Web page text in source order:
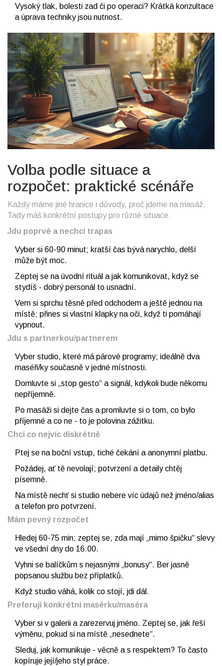
Vysoký tlak, bolesti zad či po operaci? Krátká konzultace
a úprava techniky jsou nutnost.
Volba podle situace a
rozpočet: praktické scénáře
Každý máme jiné hranice i důvody, proč jdeme na masáž.
Tady máš konkrétní postupy pro různé situace.
Jdu poprvé a nechci trapas
Vyber si 60-90 minut; kratší čas bývá narychlo, delší
může být moc.
Zeptej se na úvodní rituál a jak komunikovat, když se
stydíš - dobrý personál to usnadní.
Vem si sprchu těsně před odchodem a ještě jednou na
místě; přines si vlastní klapky na oči, když ti pomáhají
vypnout.
Jdu s partnerkou/partnerem
Vyber studio, které má párové programy; ideálně dva
maséři/ky současně v jedné místnosti.
Domluvte si „stop gesto“ a signál, kdykoli bude někomu
nepříjemně.
Po masáži si dejte čas a promluvte si o tom, co bylo
příjemné a co ne - to je polovina zážitku.
Chci co nejvíc diskrétně
Ptej se na boční vstup, tiché čekání a anonymní platbu.
Požádej, ať tě nevolají; potvrzení a detaily chtěj
písemně.
Na místě nechť si studio nebere víc údajů než jméno/alias
a telefon pro potvrzení.
Mám pevný rozpočet
Hledej 60-75 min; zeptej se, zda mají „mimo špičku“ slevy
ve všední dny do 16:00.
Vyhni se balíčkům s nejasnými „bonusy“. Ber jasně
popsanou službu bez příplatků.
Když studio váhá, kolik co stojí, jdi dál.
Preferuji konkrétní masérku/maséra
Vyber si v galerii a zarezervuj jméno. Zeptej se, jak řeší
výměnu, pokud si na místě „nesednete“.
Sleduj, jak komunikuje - věcně a s respektem? To často
kopíruje její/jeho styl práce.